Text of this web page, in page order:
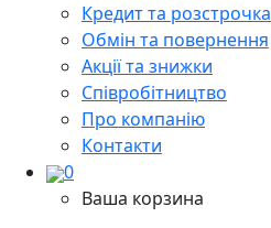
Кредит та розстрочка
Обмін та повернення
Акції та знижки
Cпівробітництво
Про компанію
Контакти
0
Ваша корзина